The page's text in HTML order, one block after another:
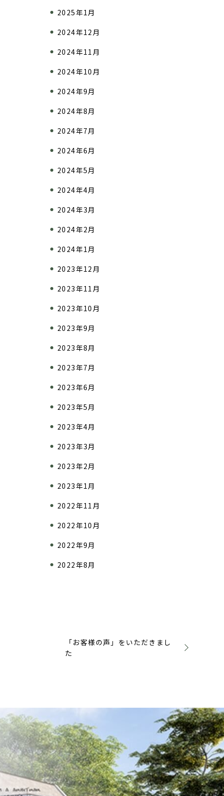
2025年1月
2024年12月
2024年11月
2024年10月
2024年9月
2024年8月
2024年7月
2024年6月
2024年5月
2024年4月
2024年3月
2024年2月
2024年1月
2023年12月
2023年11月
2023年10月
2023年9月
2023年8月
2023年7月
2023年6月
2023年5月
2023年4月
2023年3月
2023年2月
2023年1月
2022年11月
2022年10月
2022年9月
2022年8月
「お客様の声」をいただきまし
た